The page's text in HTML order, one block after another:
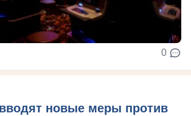
0
новые меры против